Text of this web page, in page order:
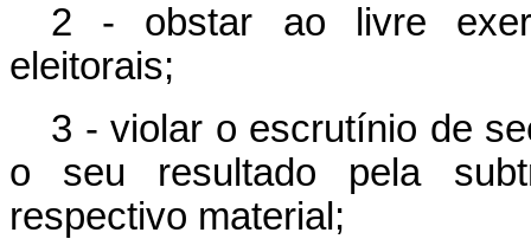
2 - obstar ao livre
eleitorais;
3 - violar o escrutínio de
o seu resultado pela
respectivo material;